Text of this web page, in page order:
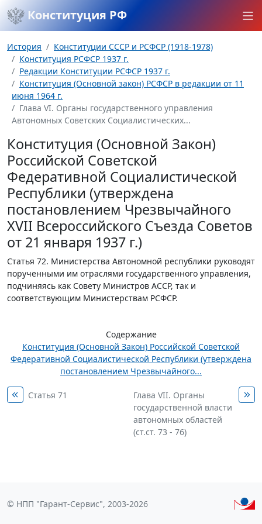
Конституция РФ
История
Конституции СССР и РСФСР (1918-1978)
Конституция РСФСР 1937 г.
Редакции Конституции РСФСР 1937 г.
Конституция (Основной закон) РСФСР в редакции от 11
июня 1964 г.
Глава VI. Органы государственного управления
Автономных Советских Социалистических...
Конституция (Основной Закон)
Российской Советской
Федеративной Социалистической
Республики (утверждена
постановлением Чрезвычайного
XVII Всероссийского Съезда Советов
от 21 января 1937 г.)
Статья 72. Министерства Автономной республики руководят
порученными им отраслями государственного управления,
подчиняясь как Совету Министров АССР, так и
соответствующим Министерствам РСФСР.
Содержание
Конституция (Основной Закон) Российской Советской
Федеративной Социалистической Республики (утверждена
постановлением Чрезвычайного...
Статья 71
Глава VII. Органы
государственной власти
автономных областей
(ст.ст. 73 - 76)
© НПП "Гарант-Сервис", 2003-2026